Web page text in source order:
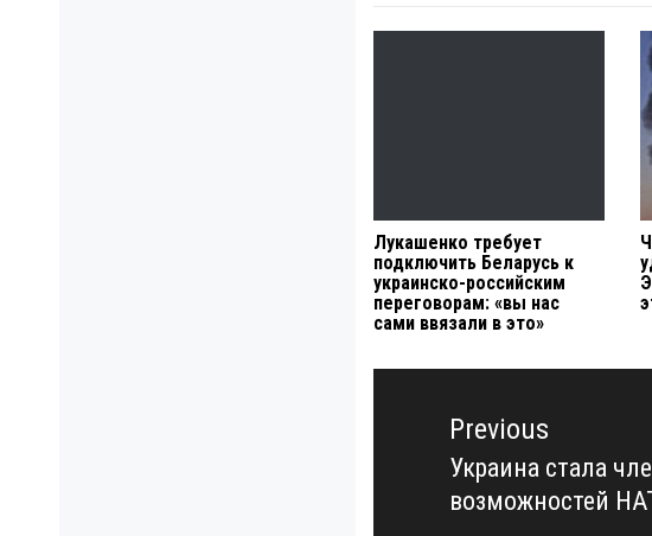
Лукашенко требует
подключить Беларусь к
украинско-российским
переговорам: «вы нас
сами ввязали в это»
Навигация
записямPrevious
Previous
post:
Украина стала
возможностей